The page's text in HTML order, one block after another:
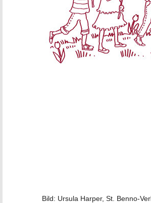
Bild: Ursula Harper, St. Benno-